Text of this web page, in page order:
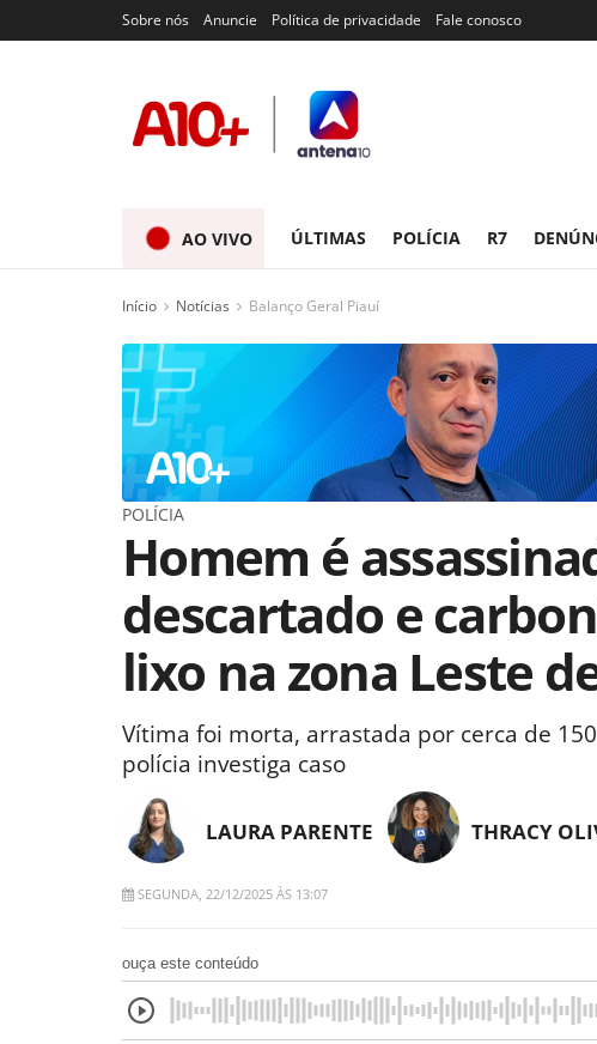
Sobre nós Anuncie Política de privacidade Fale conosco
AO VIVO ÚLTIMAS POLÍCIA R7
Início Notícias Balanço Geral Piauí
POLÍCIA
Homem é
descartado e
lixo na zona Leste
Vítima foi morta, arrastada por cerca de
polícia investiga caso
LAURA PARENTE THRACY
SEGUNDA, 22/12/2025 ÀS 13:07
ouça este conteúdo